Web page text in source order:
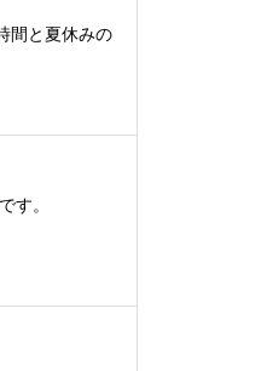
間と夏休みの
す。